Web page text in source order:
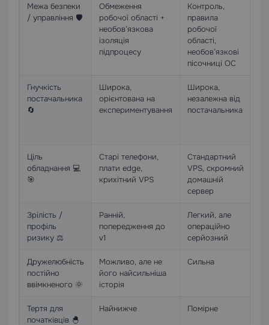
Межа безпеки
/ управління 🛡️
Обмеження
робочої області +
необов’язкова
ізоляція
підпроцесу
Контроль,
правила
робочої
області,
необов’язкові
пісочниці ОС
Гнучкість
постачальника
🔄
Широка,
орієнтована на
експериментування
Широка,
незалежна від
постачальника
Ціль
обладнання 💻
🎯
Старі телефони,
плати edge,
крихітний VPS
Стандартний
VPS, скромний
домашній
сервер
Зрілість /
профіль
ризику ⚖️
Ранній,
попередження до
v1
Легкий, але
операційно
серйозний
Дружелюбність
постійно
ввімкненого 🌞
Можливо, але не
його найсильніша
історія
Сильна
Тертя для
початківців 🐣
Найнижче Помірне